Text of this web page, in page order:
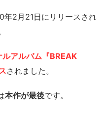
年2月21日にリリースされ
アルバム『BREAK
されました。
本作が最後です。